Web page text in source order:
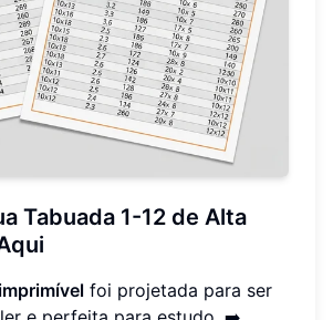
Tabuada 1-12 de Alta
foi projetada para ser